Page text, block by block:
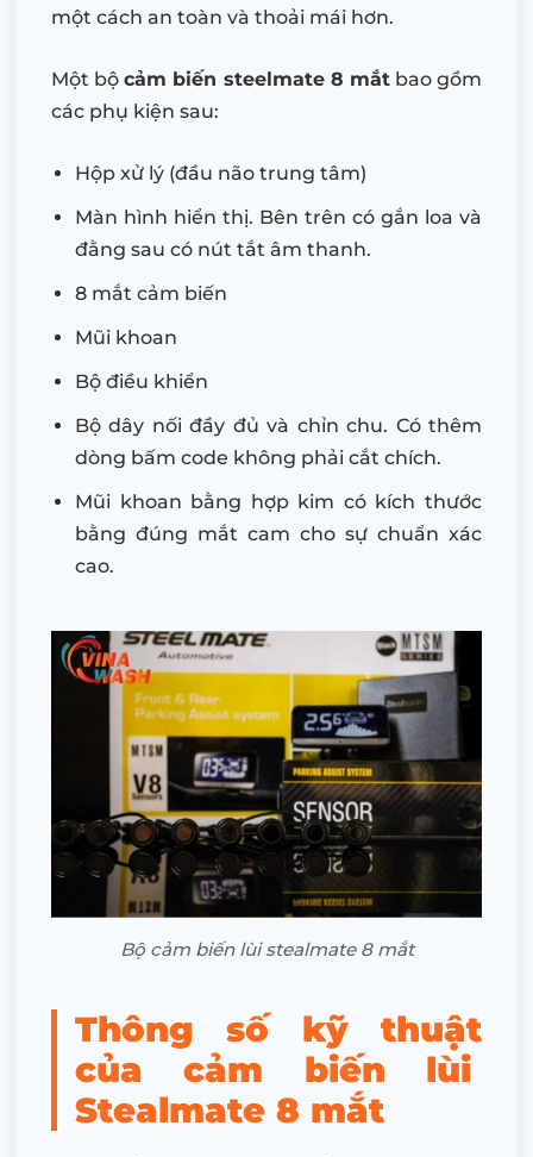
một cách an toàn và thoải mái hơn.
Một bộcảm biến steelmate 8 mắtbao gồm
các phụ kiện sau:
Hộp xử lý (đầu não trung tâm)
Màn hình hiển thị. Bên trên có gắn loa và
đằng sau có nút tắt âm thanh.
8 mắt cảm biến
Mũi khoan
Bộ điều khiển
Bộ dây nối đầy đủ và chỉn chu. Có thêm
dòng bấm code không phải cắt chích.
Mũi khoan bằng hợp kim có kích thước
bằng đúng mắt cam cho sự chuẩn xác
cao.
Bộ cảm biến lùi stealmate 8 mắt
Thông số kỹ thuật
của cảm biến lùi
Stealmate 8 mắt